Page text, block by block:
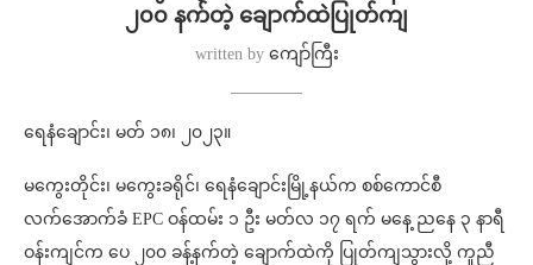
၂၀၀ နက်တဲ့ ချောက်ထဲပြုတ်ကျ
written by ကျော်ကြီး
ရေနံချောင်း၊ မတ် ၁၈၊ ၂၀၂၃။
မကွေးတိုင်း၊ မကွေးခရိုင်၊ ရေနံချောင်းမြို့နယ်က စစ်ကောင်စီ
လက်အောက်ခံ EPC ဝန်ထမ်း ၁ ဦး မတ်လ ၁၇ ရက် မနေ့ ညနေ ၃ နာရီ
ဝန်းကျင်က ပေ ၂၀၀ ခန့်နက်တဲ့ ချောက်ထဲကို ပြုတ်ကျသွားလို့ ကူညီ